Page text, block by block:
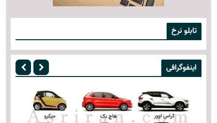
تابلو نرخ
اینفوگرافی